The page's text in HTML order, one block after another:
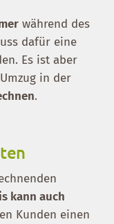
während des
dafür eine
Es ist aber
in der
.
kann auch
Kunden einen